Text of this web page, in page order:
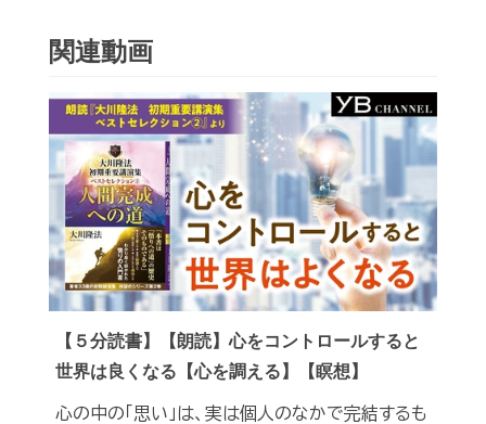
関連動画
【５分読書】【朗読】心をコントロールすると
世界は良くなる【心を調える】【瞑想】
心の中の「思い」は、実は個人のなかで完結するも